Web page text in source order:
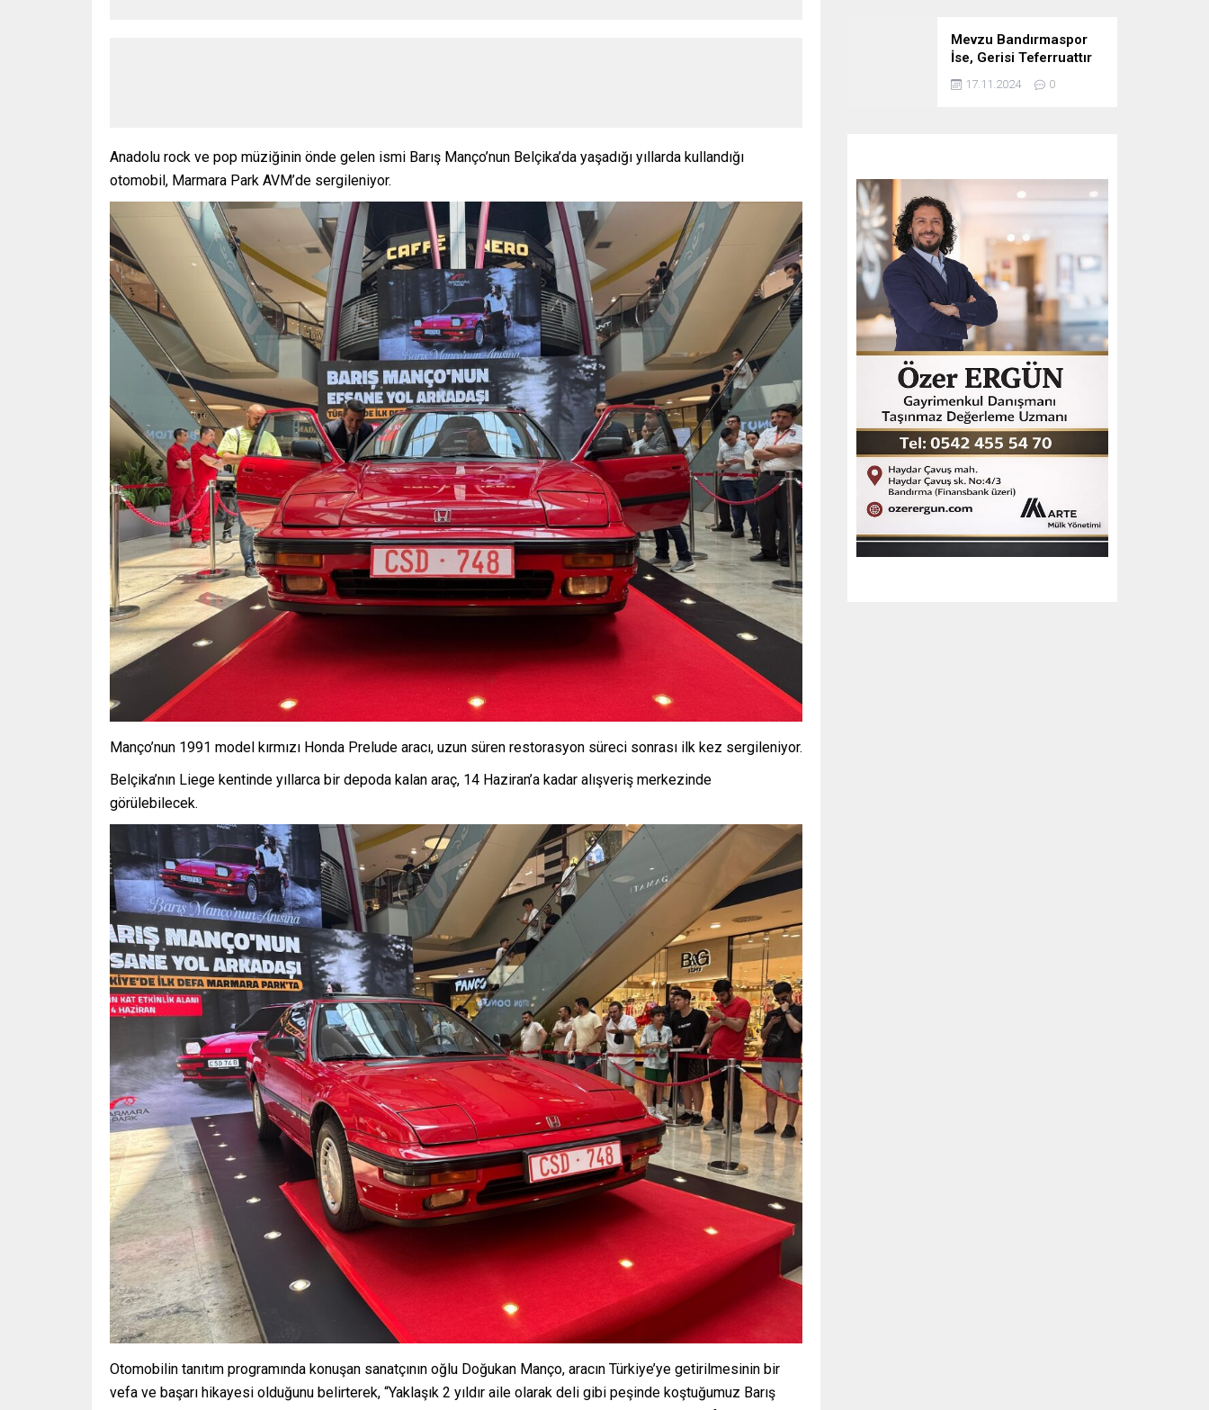
Anadolu rock ve pop müziğinin önde gelen ismi Barış Manço’nun Belçika’da yaşadığı yıllarda kullandığı
otomobil, Marmara Park AVM’de sergileniyor.
Manço’nun 1991 model kırmızı Honda Prelude aracı, uzun süren restorasyon süreci sonrası ilk kez sergileniyor.
Belçika’nın Liege kentinde yıllarca bir depoda kalan araç, 14 Haziran’a kadar alışveriş merkezinde
görülebilecek.
Otomobilin tanıtım programında konuşan sanatçının oğlu Doğukan Manço, aracın Türkiye’ye getirilmesinin bir
vefa ve başarı hikayesi olduğunu belirterek, “Yaklaşık 2 yıldır aile olarak deli gibi peşinde koştuğumuz Barış
Mevzu Bandırmaspor
İse, Gerisi Teferruattır
17.11.2024 0